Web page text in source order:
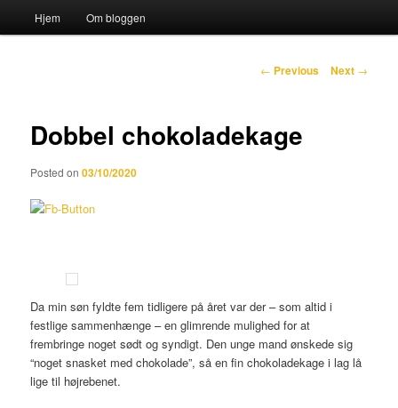
Skip to primary content
Hjem Om bloggen
Post navigation
← Previous Next →
Dobbel chokoladekage
Posted on03/10/2020
Da min søn fyldte fem tidligere på året var der – som altid i
festlige sammenhænge – en glimrende mulighed for at
frembringe noget sødt og syndigt. Den unge mand ønskede sig
“noget snasket med chokolade”, så en fin chokoladekage i lag lå
lige til højrebenet.